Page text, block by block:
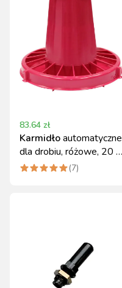
83.64 zł
Karmidłoautomatyczne
dla drobiu, różowe, 20 l,
15 kg, Novital
(7)